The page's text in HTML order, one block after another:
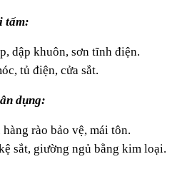
tấm:
dập khuôn, sơn tĩnh điện.
tủ điện, cửa sắt.
dụng:
rào bảo vệ, mái tôn.
sắt, giường ngủ bằng kim loại.